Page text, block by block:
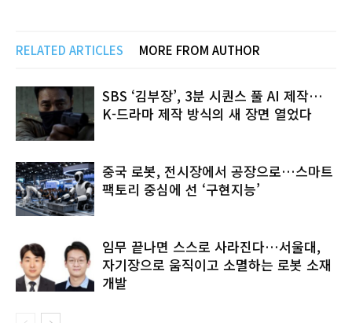
RELATED ARTICLES MORE FROM AUTHOR
SBS ‘김부장’, 3분 시퀀스 풀 AI 제작…
K-드라마 제작 방식의 새 장면 열었다
중국 로봇, 전시장에서 공장으로…스마트
팩토리 중심에 선 ‘구현지능’
임무 끝나면 스스로 사라진다…서울대,
자기장으로 움직이고 소멸하는 로봇 소재
개발